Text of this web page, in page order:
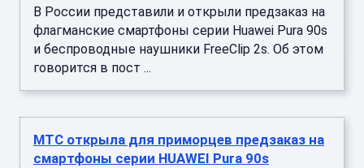
В России представили и открыли предзаказ на
флагманские смартфоны серии Huawei Pura 90s
и беспроводные наушники FreeClip 2s. Об этом
говорится в пост ...
МТС открыла для приморцев предзаказ на
смартфоны серии HUAWEI Pura 90s